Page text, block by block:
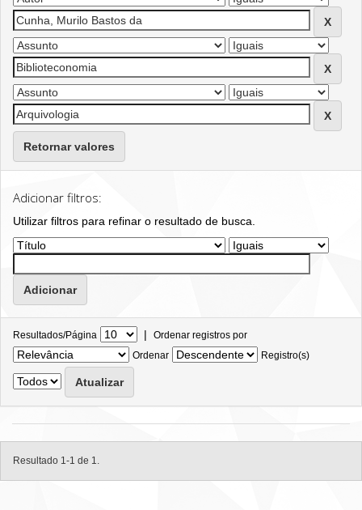
Retornar valores
Adicionar filtros:
Utilizar filtros para refinar o resultado de busca.
Resultados/Página | Ordenar registros por
Ordenar
Registro(s)
Resultado 1-1 de 1.